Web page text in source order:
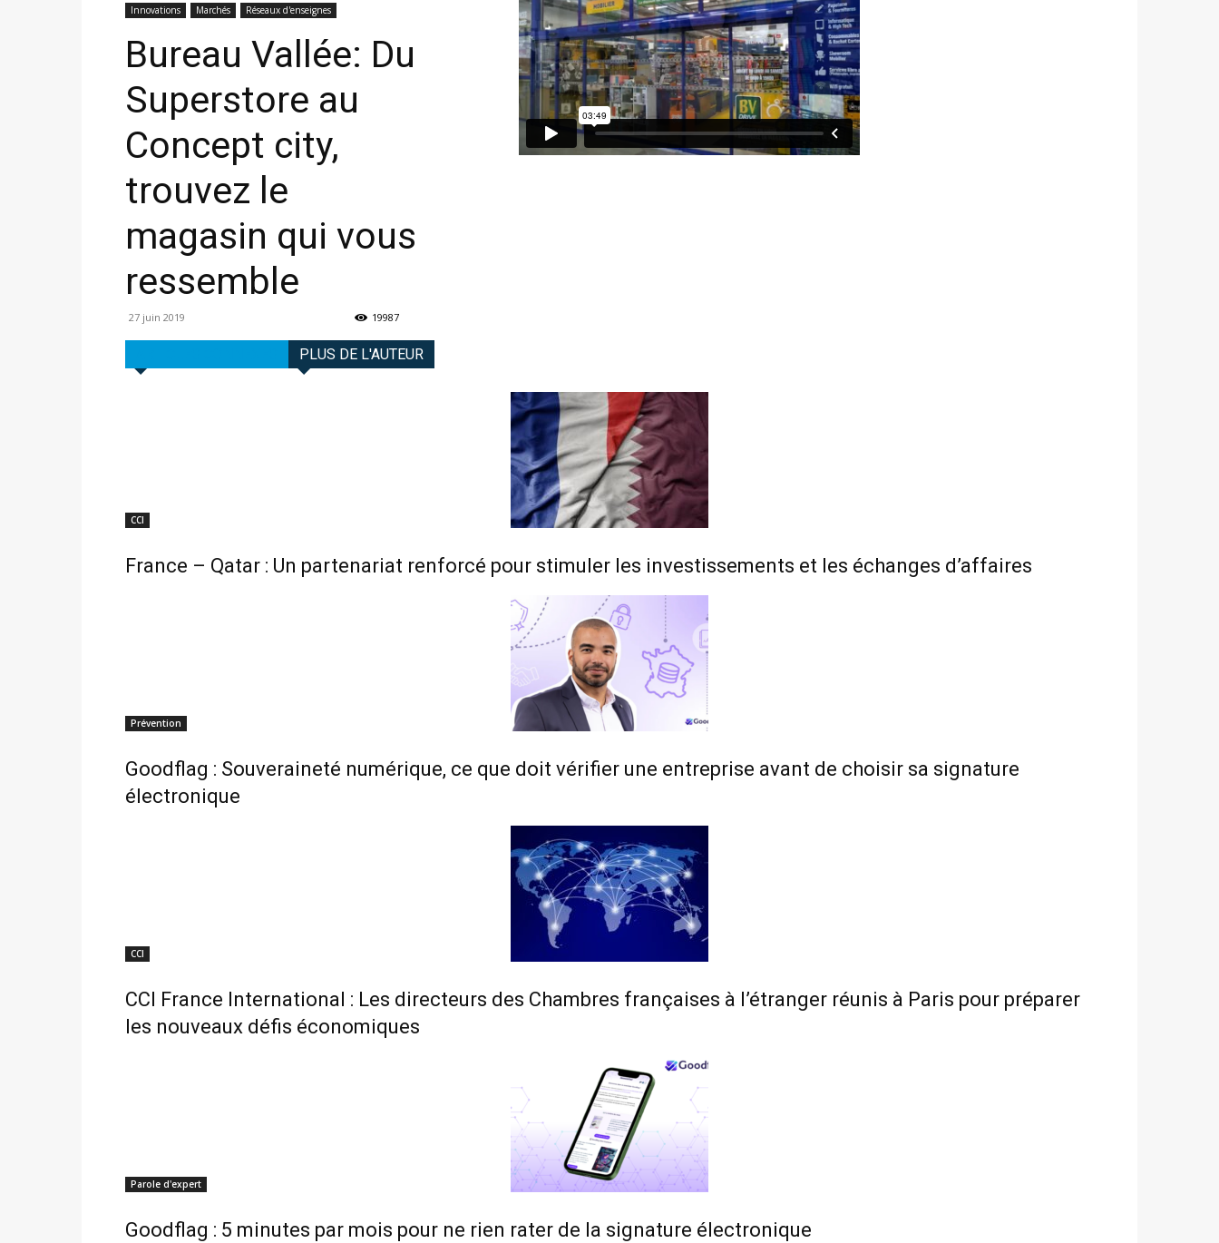
Innovations
Marchés Réseaux d'enseignes
Bureau Vallée: Du
Superstore au
Concept city,
trouvez le
magasin qui vous
ressemble
27 juin 2019 19987
PLUS DE L'AUTEUR
CCI
France – Qatar : Un partenariat renforcé pour stimuler les investissements et les échanges d’affaires
Prévention
Goodflag : Souveraineté numérique, ce que doit vérifier une entreprise avant de choisir sa signature
électronique
CCI
CCI France International : Les directeurs des Chambres françaises à l’étranger réunis à Paris pour préparer
les nouveaux défis économiques
Parole d'expert
Goodflag : 5 minutes par mois pour ne rien rater de la signature électronique